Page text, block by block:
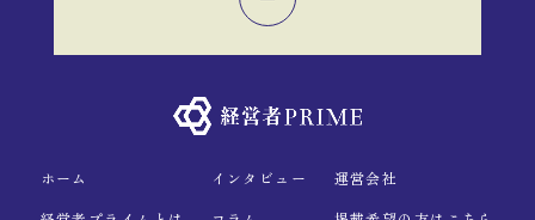
ホーム インタビュー
運営会社